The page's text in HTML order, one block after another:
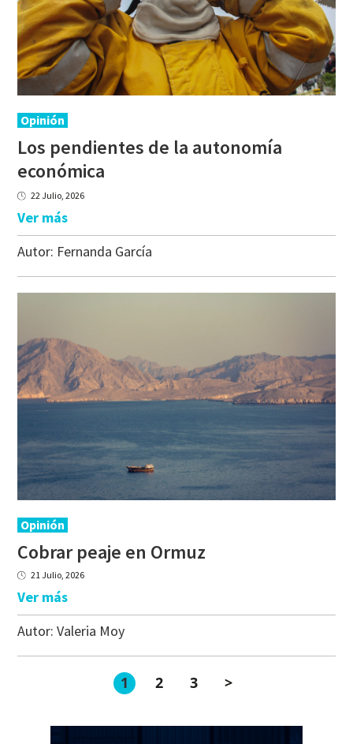
Opinión
Los pendientes de la autonomía
económica
22 Julio, 2026
Ver más
Autor: Fernanda García
Opinión
Cobrar peaje en Ormuz
21 Julio, 2026
Ver más
Autor: Valeria Moy
1 2 3 >